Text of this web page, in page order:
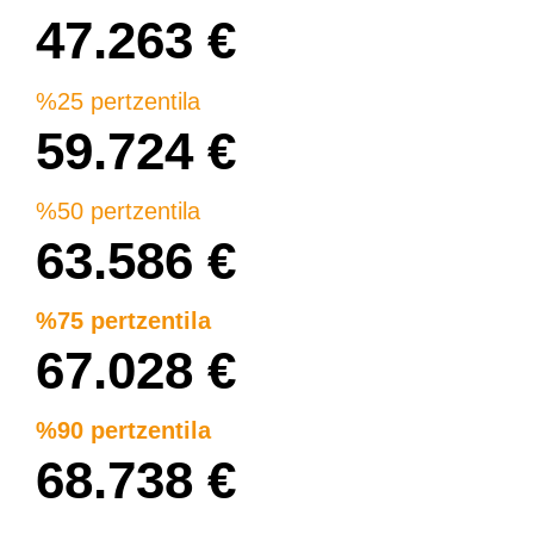
47.263 €
%25 pertzentila
59.724 €
%50 pertzentila
63.586 €
%75 pertzentila
67.028 €
%90 pertzentila
68.738 €